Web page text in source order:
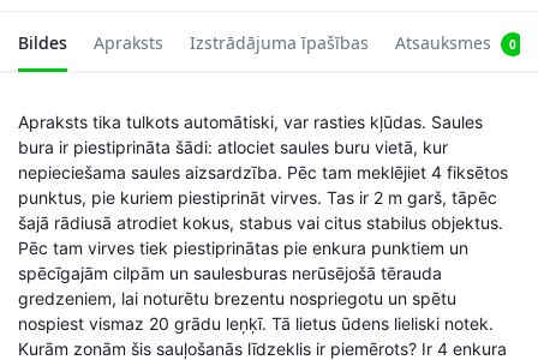
Bildes Apraksts Izstrādājuma īpašības Atsauksmes 0
Apraksts tika tulkots automātiski, var rasties kļūdas. Saules
bura ir piestiprināta šādi: atlociet saules buru vietā, kur
nepieciešama saules aizsardzība. Pēc tam meklējiet 4 fiksētos
punktus, pie kuriem piestiprināt virves. Tas ir 2 m garš, tāpēc
šajā rādiusā atrodiet kokus, stabus vai citus stabilus objektus.
Pēc tam virves tiek piestiprinātas pie enkura punktiem un
spēcīgajām cilpām un saulesburas nerūsējošā tērauda
gredzeniem, lai noturētu brezentu nospriegotu un spētu
nospiest vismaz 20 grādu leņķī. Tā lietus ūdens lieliski notek.
Kurām zonām šis sauļošanās līdzeklis ir piemērots? Ir 4 enkura